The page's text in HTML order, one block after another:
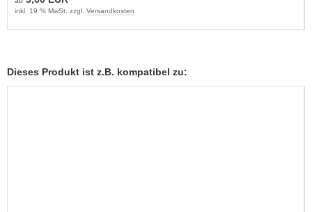
inkl. 19 % MwSt. zzgl. Versandkosten
Dieses Produkt ist z.B. kompatibel zu: